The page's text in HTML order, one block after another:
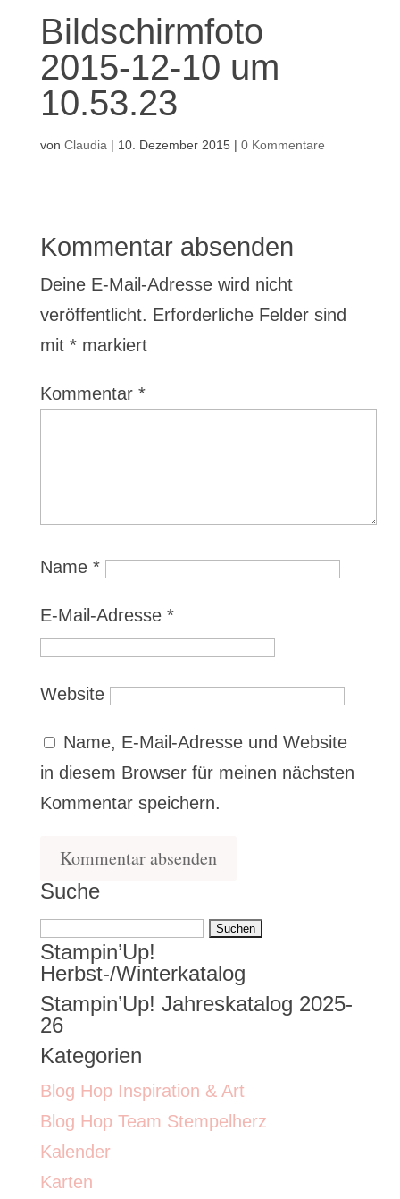
Bildschirmfoto
2015-12-10 um
10.53.23
von Claudia | 10. Dezember 2015| 0 Kommentare
Kommentar absenden
Deine E-Mail-Adresse wird nicht
veröffentlicht. Erforderliche Felder sind
mit *markiert
Kommentar *
Name *
E-Mail-Adresse *
Website
Name, E-Mail-Adresse und Website
in diesem Browser für meinen nächsten
Kommentar speichern.
Suche
Suchen
nach:
Stampin’Up!
Herbst-/Winterkatalog
Stampin’Up! Jahreskatalog 2025-
26
Kategorien
Blog Hop Inspiration & Art
Blog Hop Team Stempelherz
Kalender
Karten